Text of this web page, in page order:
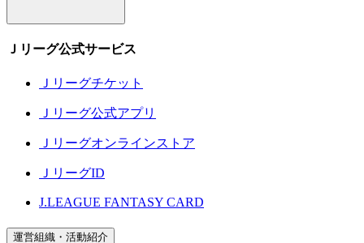
Ｊリーグ公式サービス
Ｊリーグチケット
Ｊリーグ公式アプリ
Ｊリーグオンラインストア
ＪリーグID
J.LEAGUE FANTASY CARD
運営組織・活動紹介